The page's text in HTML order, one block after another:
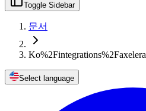
Toggle Sidebar
문서
Ko%2Fintegrations%2Faxelera
Select language